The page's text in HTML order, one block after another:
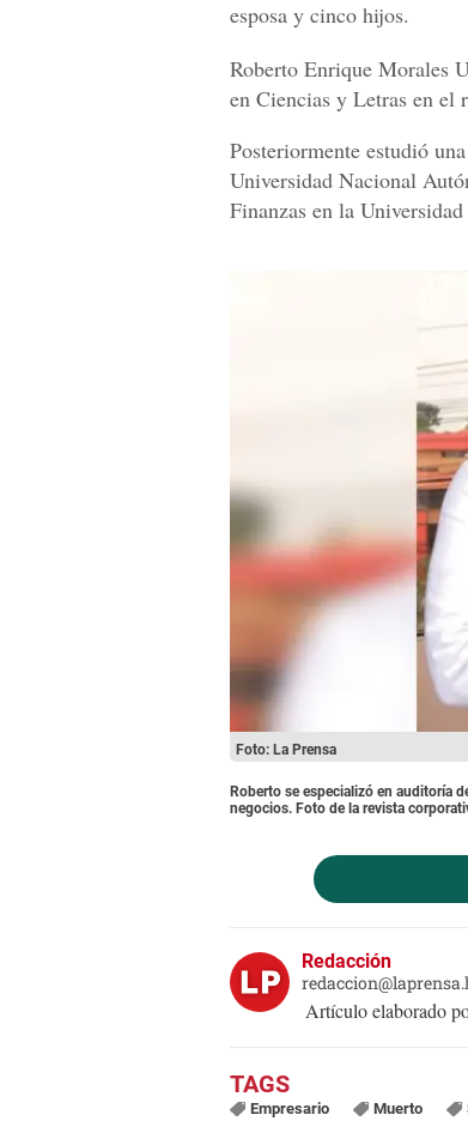
esposa y cinco hijos.
Roberto Enrique Morales
en Ciencias y Letras en el
Posteriormente estudió
Universidad Nacional
Finanzas en la
Foto: La Prensa
Roberto se especializó en auditoría
negocios. Foto de la revista
Redacción
Artículo elaborado
Empresario Muerto